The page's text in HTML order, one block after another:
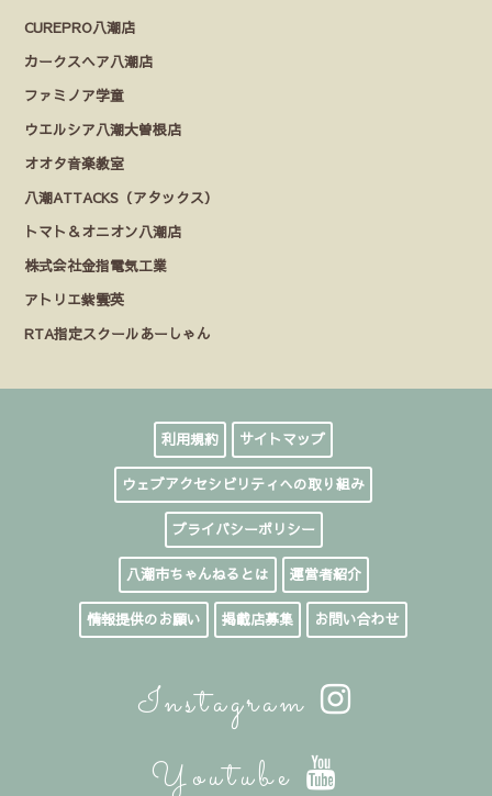
CUREPRO八潮店
カークスヘア八潮店
ファミノア学童
ウエルシア八潮大曽根店
オオタ音楽教室
八潮ATTACKS（アタックス）
トマト＆オニオン八潮店
株式会社金指電気工業
アトリエ紫雲英
RTA指定スクールあーしゃん
利用規約 サイトマップ
ウェブアクセシビリティへの取り組み
プライバシーポリシー
八潮市ちゃんねるとは 運営者紹介
情報提供のお願い 掲載店募集 お問い合わせ
Instagram
Youtube